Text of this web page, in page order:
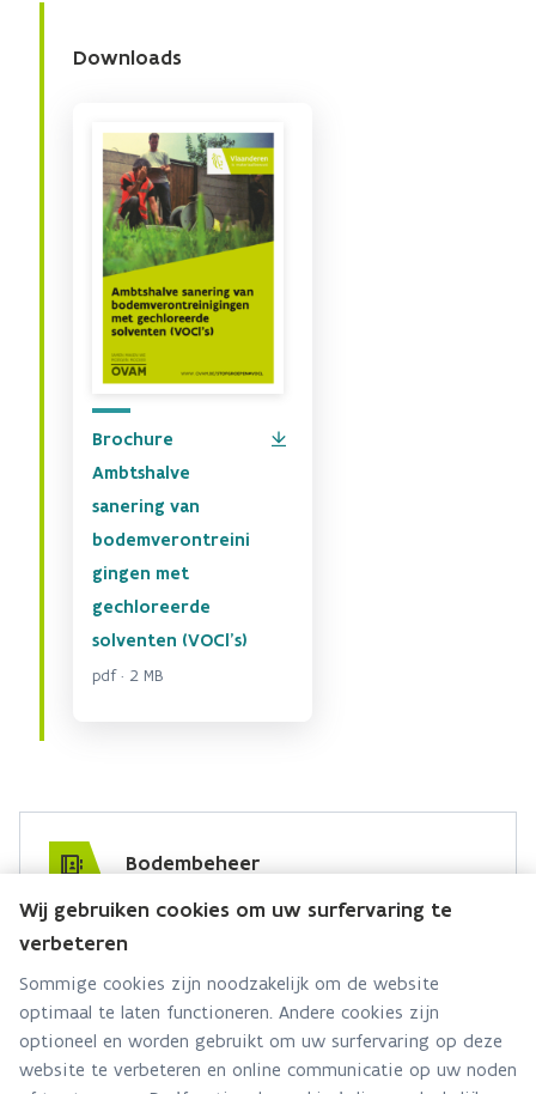
Downloads
Brochure
Ambtshalve
sanering van
bodemverontreini
gingen met
gechloreerde
solventen (VOCl's)
pdf · 2 MB
Bodembeheer
Hebt u een vraag voor dit team? Stel ze hier:
Via contact formulier
Alle contactgegevens
Adres
Wij gebruiken cookies om uw surfervaring te
verbeteren
Sommige cookies zijn noodzakelijk om de website
optimaal te laten functioneren. Andere cookies zijn
optioneel en worden gebruikt om uw surfervaring op deze
website te verbeteren en online communicatie op uw noden